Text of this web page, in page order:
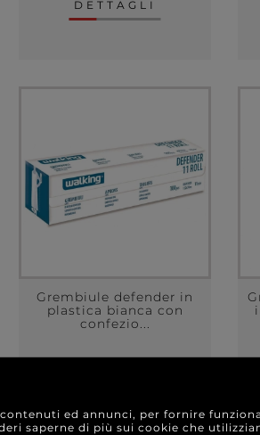
DETTAGLI
Grembiule defender in
plastica bianca con
confezio...
A CONFEZIONE
ed annunci, per fornire
saperne di più sui cookie che